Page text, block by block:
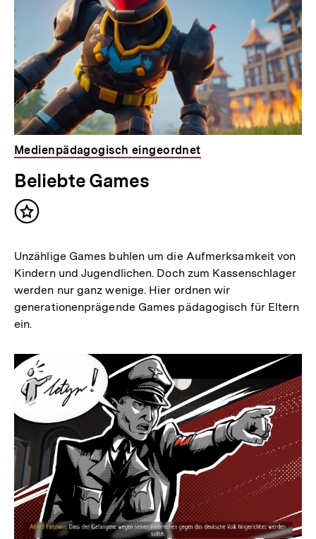
Medienpädagogisch eingeordnet
Beliebte Games
Inhalt
Unzählige Games buhlen um die Aufmerksamkeit von
Kindern und Jugendlichen. Doch zum Kassenschlager
werden nur ganz wenige. Hier ordnen wir
generationenprägende Games pädagogisch für Eltern
ein.